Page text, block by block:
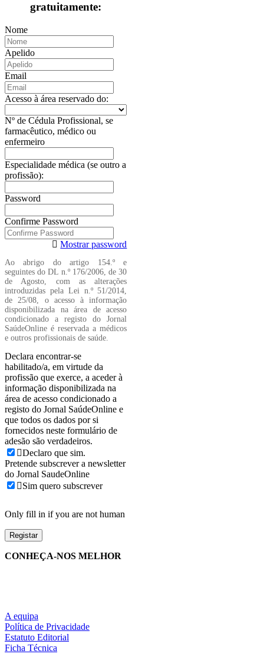
gratuitamente:
Nome
Apelido
Email
Acesso à área reservado do:
Nº de Cédula Profissional, se
farmacêutico, médico ou
enfermeiro
Especialidade médica (se outro a
profissão):
Password
Confirme Password
Mostrar password
Ao abrigo do artigo 154.º e
seguintes do DL n.º 176/2006, de 30
de Agosto, com as alterações
introduzidas pela Lei n.º 51/2014,
de 25/08, o acesso à informação
disponibilizada na área de acesso
condicionado a registo do Jornal
SaúdeOnline é reservada a médicos
e outros profissionais de saúde.
Declara encontrar-se
habilitado/a, em virtude da
profissão que exerce, a aceder à
informação disponibilizada na
área de acesso condicionado a
registo do Jornal SaúdeOnline e
que todos os dados por si
fornecidos neste formulário de
adesão são verdadeiros.
Declaro que sim.
Pretende subscrever a newsletter
do Jornal SaudeOnline
Sim quero subscrever
Only fill in if you are not human
CONHEÇA-NOS MELHOR
A equipa
Política de Privacidade
Estatuto Editorial
Ficha Técnica